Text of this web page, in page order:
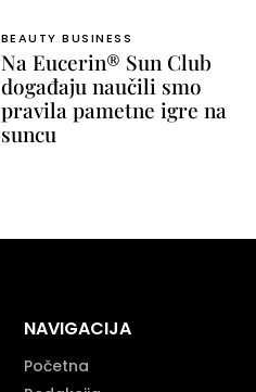
BEAUTY BUSINESS
Na Eucerin® Sun Club
događaju naučili smo
pravila pametne igre na
suncu
NAVIGACIJA
Početna